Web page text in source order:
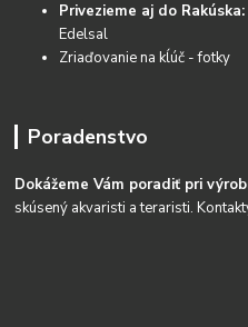
Privezieme aj do
Edelsal
Zriaďovanie na kĺúč - fotky
Poradenstvo
Dokážeme Vám poradiť pri
skúsený akvaristi a teraristi.